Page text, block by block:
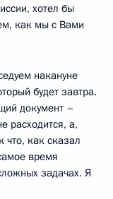
хотел бы
как мы с Вами
накануне
будет завтра.
документ –
расходится, а,
что, как сказал
время
задачах. Я